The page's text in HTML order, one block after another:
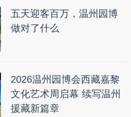
五天迎客百万，温州园博
做对了什么
2026温州园博会西藏嘉黎
文化艺术周启幕 续写温州
援藏新篇章